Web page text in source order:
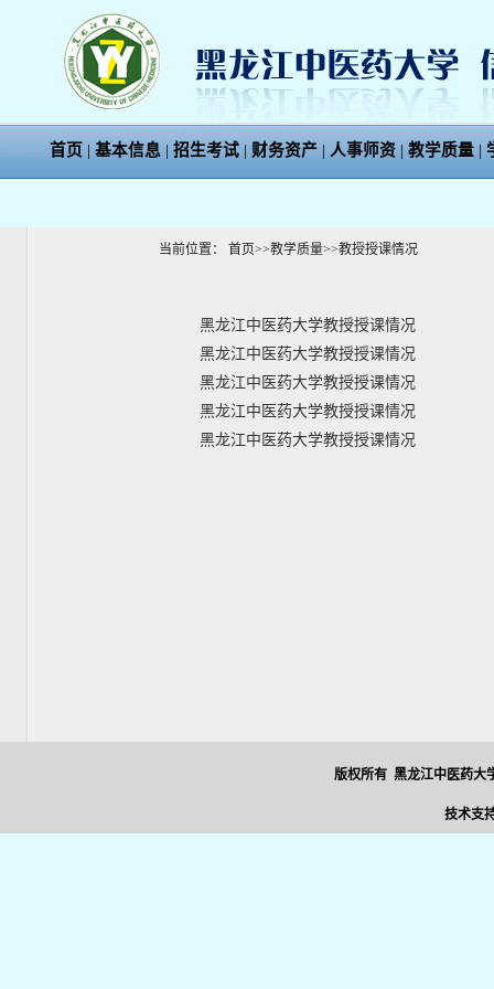
首页 | 基本信息 | 招生考试 | 财务资产 | 人事师资 | 教学质量 |
当前位置： 首页>>教学质量>>教授授课情况
黑龙江中医药大学教授授课情况
黑龙江中医药大学教授授课情况
黑龙江中医药大学教授授课情况
黑龙江中医药大学教授授课情况
黑龙江中医药大学教授授课情况
版权所有 黑龙江中医药大
技术支